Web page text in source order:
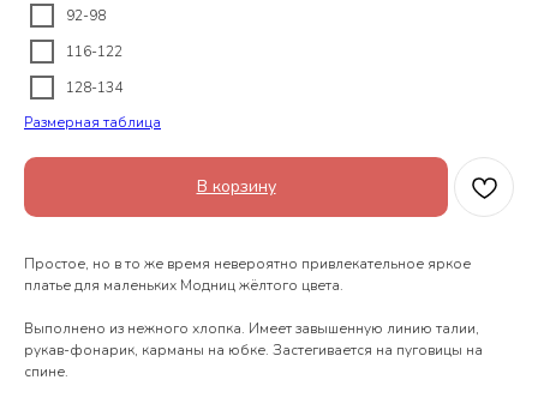
92-98
116-122
128-134
Размерная таблица
В корзину
Простое, но в то же время невероятно привлекательное яркое
платье для маленьких Модниц жёлтого цвета.
Выполнено из нежного хлопка. Имеет завышенную линию талии,
рукав-фонарик, карманы на юбке. Застегивается на пуговицы на
спине.